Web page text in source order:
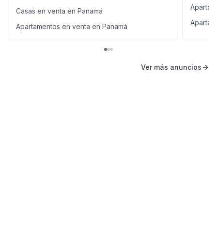
Casas en venta en Panamá
Apartamentos en venta en Panamá
Ver más anuncios